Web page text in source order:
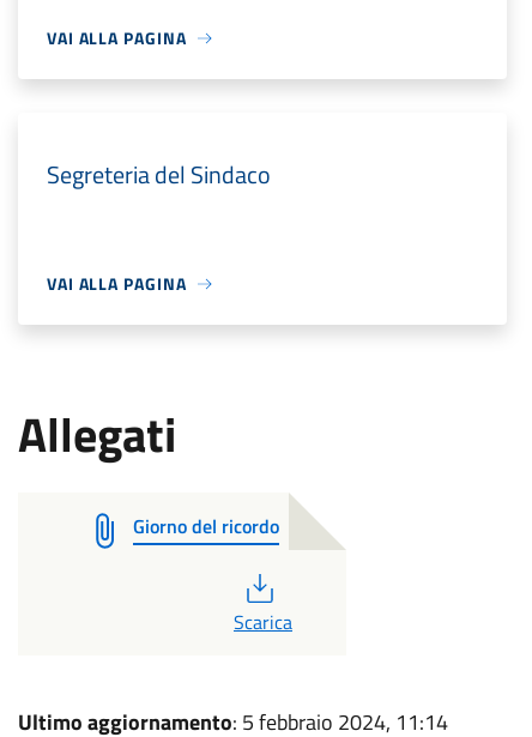
VAI ALLA PAGINA
Segreteria del Sindaco
VAI ALLA PAGINA
Allegati
Giorno del ricordo
Scarica
Ultimo aggiornamento: 5 febbraio 2024, 11:14